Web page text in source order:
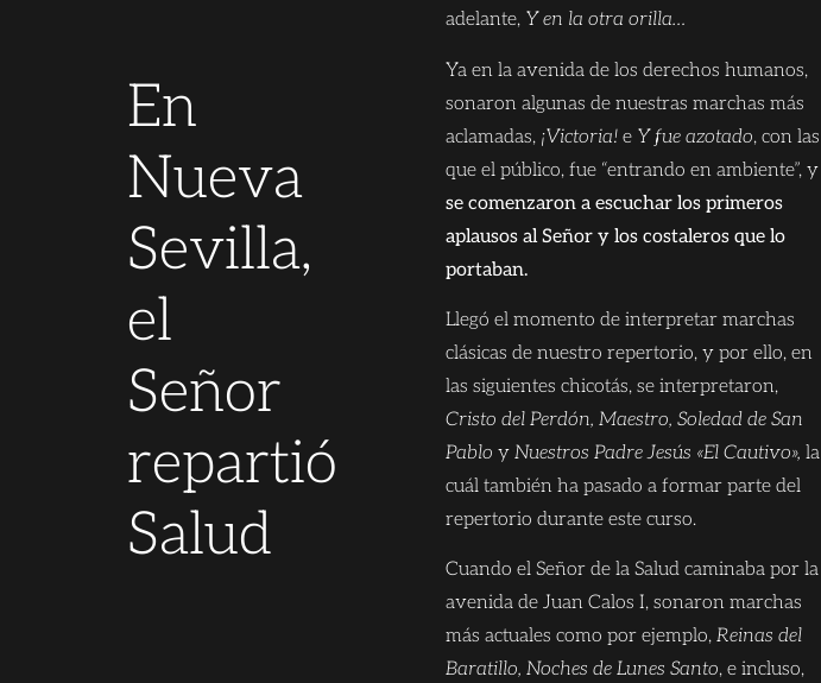
En
Nueva
Sevilla,
el
Señor
repartió
Salud
adelante, Y en la otra orilla…
Ya en la avenida de los derechos humanos,
sonaron algunas de nuestras marchas más
aclamadas, ¡Victoria! e Y fue azotado, con las
que el público, fue “entrando en ambiente”, y
se comenzaron a escuchar los primeros
aplausos al Señor y los costaleros que lo
portaban.
Llegó el momento de interpretar marchas
clásicas de nuestro repertorio, y por ello, en
las siguientes chicotás, se interpretaron,
Cristo del Perdón, Maestro, Soledad de San
Pablo yNuestros Padre Jesús «El Cautivo», la
cuál también ha pasado a formar parte del
repertorio durante este curso.
Cuando el Señor de la Salud caminaba por la
avenida de Juan Calos I, sonaron marchas
más actuales como por ejemplo,Reinas del
Baratillo, Noches de Lunes Santo, e incluso,